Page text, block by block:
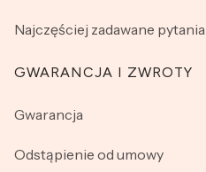
Najczęściej zadawane pytania
GWARANCJA I ZWROTY
Gwarancja
Odstąpienie od umowy